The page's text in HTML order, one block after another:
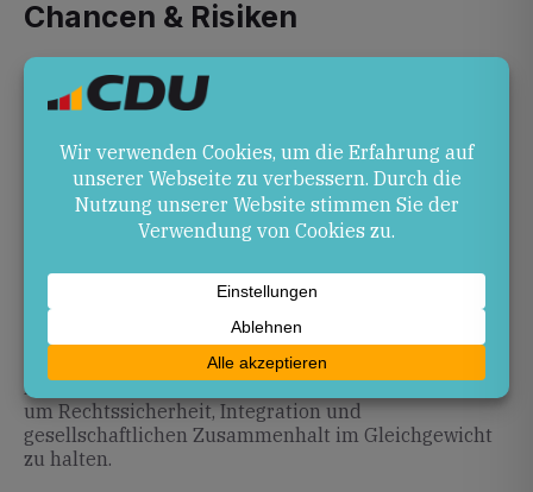
Chancen & Risiken
Chancen: Einheitliche Regeln können
rechtsstaatliche Verfahren stärken und
Risiken: Verkürzte oder unglückliche
Formulierungen gefährden das Vertrauen in
Politik und führen zu weiterer Polarisierung.
Die Lehren aus der Debatte um die „Armlänge
Abstand“ mahnen zu bedachter Rhetorik. Rheinland-
Pfalz wird die Umsetzung des Koalitionsvertrags und
mögliche Gesetzesnovellen eng begleiten müssen,
um Rechtssicherheit, Integration und
gesellschaftlichen Zusammenhalt im Gleichgewicht
zu halten.